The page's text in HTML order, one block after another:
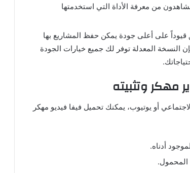
من معرفة الأداة التي استخدمتها
على أعلى جودة يمكن حفظ المشاريع بها
المعدلة توفر لك جميع خيارات الجودة
مهكر وتثبيته
أو يوتيوب، يمكنك تحميل فيفا فيديو مهكر
أدناه.
المحمول.